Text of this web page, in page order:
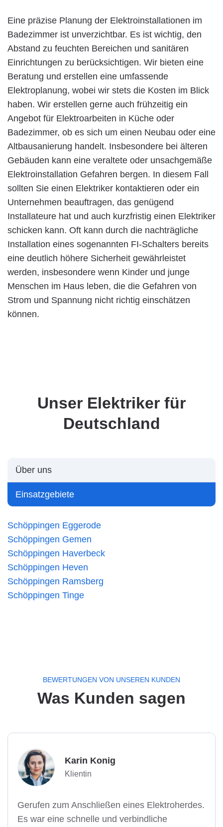
Eine präzise Planung der Elektroinstallationen im
Badezimmer ist unverzichtbar. Es ist wichtig, den
Abstand zu feuchten Bereichen und sanitären
Einrichtungen zu berücksichtigen. Wir bieten eine
Beratung und erstellen eine umfassende
Elektroplanung, wobei wir stets die Kosten im Blick
haben. Wir erstellen gerne auch frühzeitig ein
Angebot für Elektroarbeiten in Küche oder
Badezimmer, ob es sich um einen Neubau oder eine
Altbausanierung handelt. Insbesondere bei älteren
Gebäuden kann eine veraltete oder unsachgemäße
Elektroinstallation Gefahren bergen. In diesem Fall
sollten Sie einen Elektriker kontaktieren oder ein
Unternehmen beauftragen, das genügend
Installateure hat und auch kurzfristig einen Elektriker
schicken kann. Oft kann durch die nachträgliche
Installation eines sogenannten FI-Schalters bereits
eine deutlich höhere Sicherheit gewährleistet
werden, insbesondere wenn Kinder und junge
Menschen im Haus leben, die die Gefahren von
Strom und Spannung nicht richtig einschätzen
können.
Unser Elektriker für
Deutschland
Über uns
Einsatzgebiete
Schöppingen Eggerode
Schöppingen Gemen
Schöppingen Haverbeck
Schöppingen Heven
Schöppingen Ramsberg
Schöppingen Tinge
BEWERTUNGEN VON UNSEREN KUNDEN
Was Kunden sagen
Karin Konig
Klientin
Gerufen zum Anschließen eines Elektroherdes.
Es war eine schnelle und verbindliche